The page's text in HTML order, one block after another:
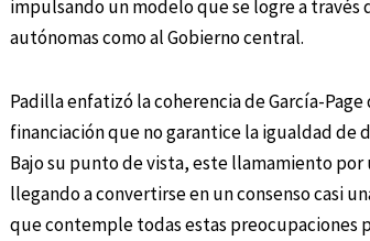
impulsando un modelo que se logre a
autónomas como al Gobierno central.
Padilla enfatizó la coherencia de García-
financiación que no garantice la igualdad
Bajo su punto de vista, este llamamiento
llegando a convertirse en un consenso casi
que contemple todas estas preocupaciones